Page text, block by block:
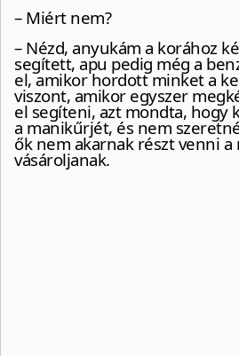
– Miért nem?
– Nézd, anyukám a korához
segített, apu pedig még a
el, amikor hordott minket a
viszont, amikor egyszer
el segíteni, azt mondta, hogy
a manikűrjét, és nem
ők nem akarnak részt venni
vásároljanak.